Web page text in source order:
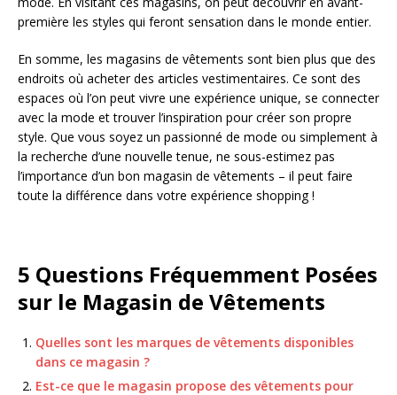
première les styles qui feront sensation dans le monde entier.
En somme, les magasins de vêtements sont bien plus que des
endroits où acheter des articles vestimentaires. Ce sont des
espaces où l’on peut vivre une expérience unique, se connecter
avec la mode et trouver l’inspiration pour créer son propre
style. Que vous soyez un passionné de mode ou simplement à
la recherche d’une nouvelle tenue, ne sous-estimez pas
l’importance d’un bon magasin de vêtements – il peut faire
toute la différence dans votre expérience shopping !
5 Questions Fréquemment Posées
sur le Magasin de Vêtements
Quelles sont les marques de vêtements disponibles
dans ce magasin ?
Est-ce que le magasin propose des vêtements pour